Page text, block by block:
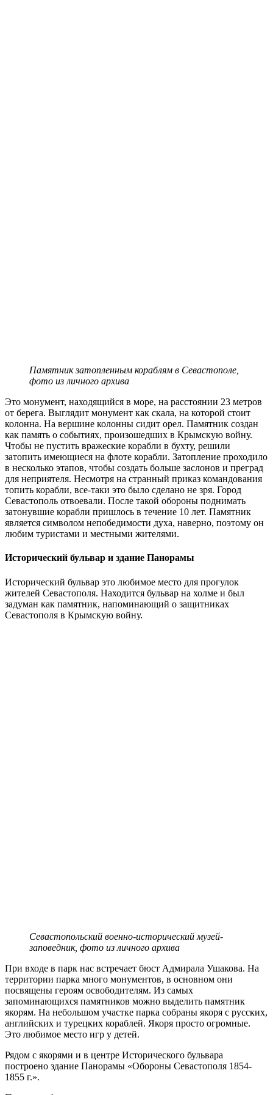
Памятник затопленным кораблям в Севастополе,
фото из личного архива
Это монумент, находящийся в море, на расстоянии 23 метров
от берега. Выглядит монумент как скала, на которой стоит
колонна. На вершине колонны сидит орел. Памятник создан
как память о событиях, произошедших в Крымскую войну.
Чтобы не пустить вражеские корабли в бухту, решили
затопить имеющиеся на флоте корабли. Затопление проходило
в несколько этапов, чтобы создать больше заслонов и преград
для неприятеля. Несмотря на странный приказ командования
топить корабли, все-таки это было сделано не зря. Город
Севастополь отвоевали. После такой обороны поднимать
затонувшие корабли пришлось в течение 10 лет. Памятник
является символом непобедимости духа, наверно, поэтому он
любим туристами и местными жителями.
Исторический бульвар и здание Панорамы
Исторический бульвар это любимое место для прогулок
жителей Севастополя. Находится бульвар на холме и был
задуман как памятник, напоминающий о защитниках
Севастополя в Крымскую войну.
Севастопольский военно-исторический музей-
заповедник, фото из личного архива
При входе в парк нас встречает бюст Адмирала Ушакова. На
территории парка много монументов, в основном они
посвящены героям освободителям. Из самых
запоминающихся памятников можно выделить памятник
якорям. На небольшом участке парка собраны якоря с русских,
английских и турецких кораблей. Якоря просто огромные.
Это любимое место игр у детей.
Рядом с якорями и в центре Исторического бульвара
построено здание Панорамы «Обороны Севастополя 1854-
1855 г.».